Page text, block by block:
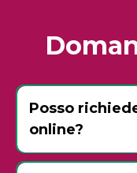
Posso
online?